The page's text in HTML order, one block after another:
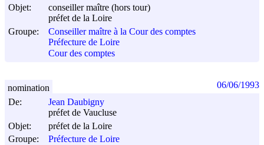
Objet:
conseiller maître (hors tour)
préfet de la Loire
Groupe:
Conseiller maître à la Cour des comptes
Préfecture de Loire
Cour des comptes
De:
Jean Daubigny
préfet de Vaucluse
Objet:
préfet de la Loire
Groupe:
Préfecture de Loire
nomination 06/06/1993